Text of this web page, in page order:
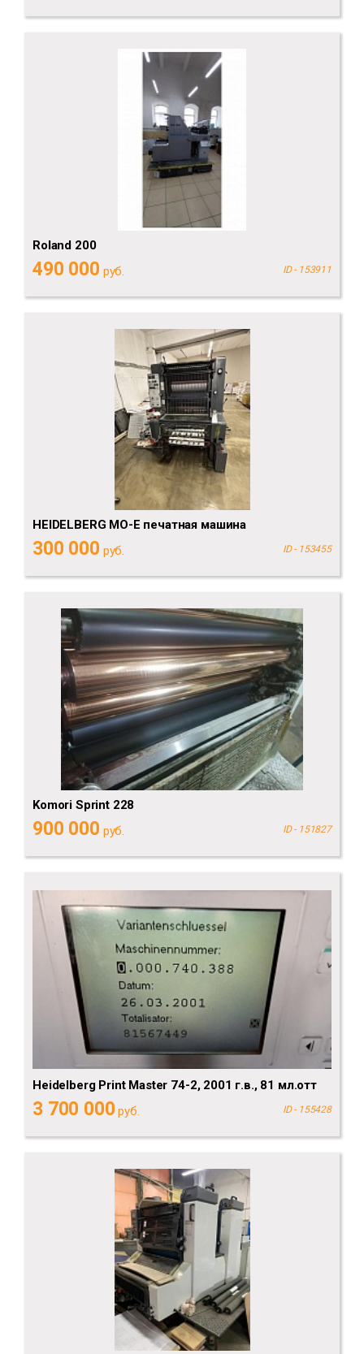
Roland 200
490 000 руб. ID - 153911
HEIDELBERG MO-E печатная машина
300 000 руб. ID - 153455
Komori Sprint 228
900 000 руб. ID - 151827
Heidelberg Рrint Мaster 74-2, 2001 г.в., 81 мл.отт
3 700 000 руб. ID - 155428